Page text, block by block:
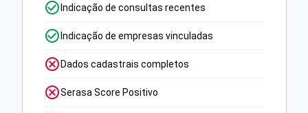
Indicação de consultas recentes
Indicação de empresas vinculadas
Dados cadastrais completos
Serasa Score Positivo